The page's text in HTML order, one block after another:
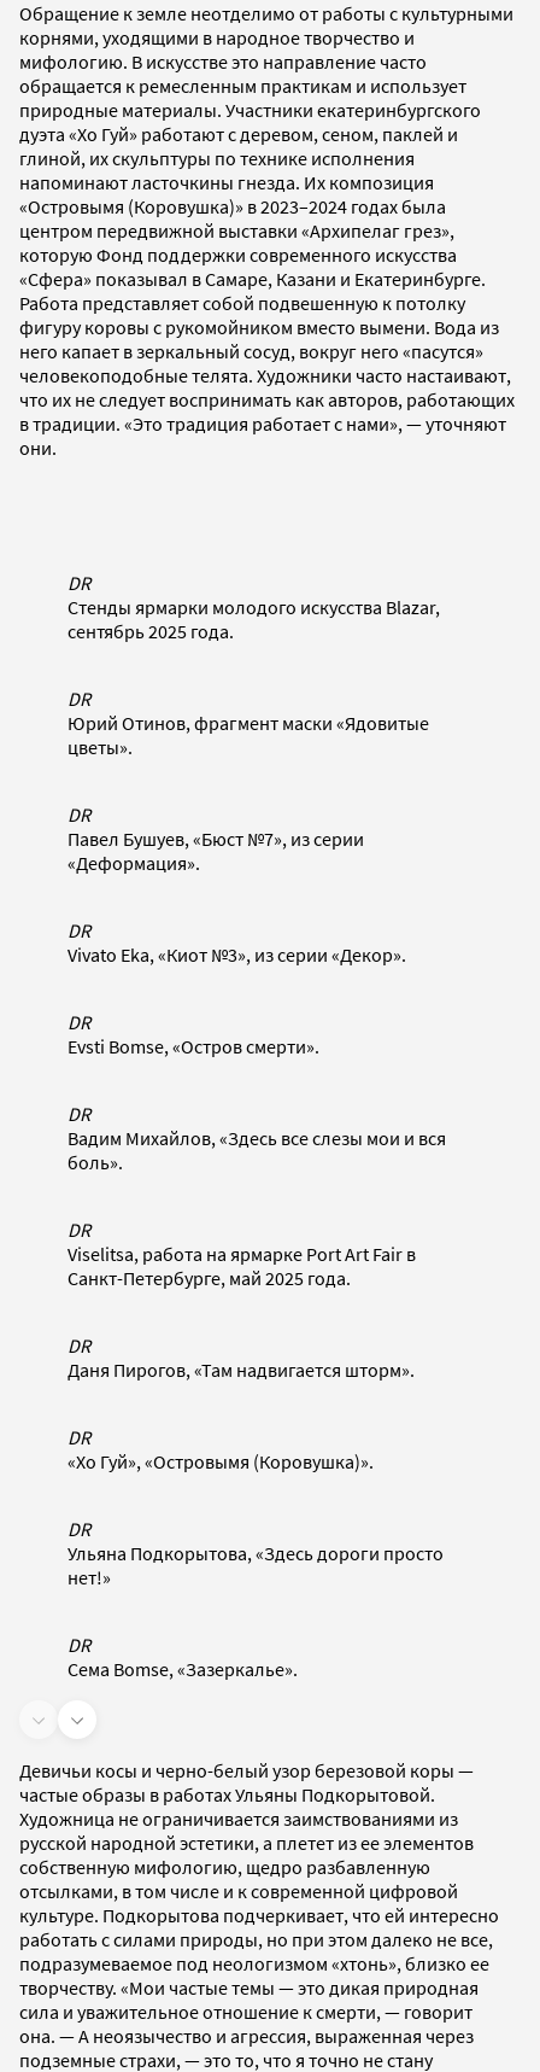
Обращение к земле неотделимо от работы с культурными
корнями, уходящими в народное творчество и
мифологию. В искусстве это направление часто
обращается к ремесленным практикам и использует
природные материалы. Участники екатеринбургского
дуэта «Хо Гуй» работают с деревом, сеном, паклей и
глиной, их скульптуры по технике исполнения
напоминают ласточкины гнезда. Их композиция
«Островымя (Коровушка)» в 2023–2024 годах была
центром передвижной выставки «Архипелаг грез»,
которую Фонд поддержки современного искусства
«Сфера» показывал в Самаре, Казани и Екатеринбурге.
Работа представляет собой подвешенную к потолку
фигуру коровы с рукомойником вместо вымени. Вода из
него капает в зеркальный сосуд, вокруг него «пасутся»
человекоподобные телята. Художники часто настаивают,
что их не следует воспринимать как авторов, работающих
в традиции. «Это традиция работает с нами», — уточняют
они.
DR
Стенды ярмарки молодого искусства Blazar,
сентябрь 2025 года.
DR
Юрий Отинов, фрагмент маски «Ядовитые
цветы».
DR
Павел Бушуев, «Бюст №7», из серии
«Деформация».
DR
Vivato Eka, «Киот №3», из серии «Декор».
DR
Evsti Bomse, «Остров смерти».
DR
Вадим Михайлов, «Здесь все слезы мои и вся
боль».
DR
Viselitsa, работа на ярмарке Port Art Fair в
Санкт-Петербурге, май 2025 года.
DR
Даня Пирогов, «Там надвигается шторм».
DR
«Хо Гуй», «Островымя (Коровушка)».
DR
Ульяна Подкорытова, «Здесь дороги просто
нет!»
DR
Сема Bomse, «Зазеркалье».
Девичьи косы и черно-белый узор березовой коры —
частые образы в работах Ульяны Подкорытовой.
Художница не ограничивается заимствованиями из
русской народной эстетики, а плетет из ее элементов
собственную мифологию, щедро разбавленную
отсылками, в том числе и к современной цифровой
культуре. Подкорытова подчеркивает, что ей интересно
работать с силами природы, но при этом далеко не все,
подразумеваемое под неологизмом «хтонь», близко ее
творчеству. «Мои частые темы — это дикая природная
сила и уважительное отношение к смерти, — говорит
она. — А неоязычество и агрессия, выраженная через
подземные страхи, — это то, что я точно не стану